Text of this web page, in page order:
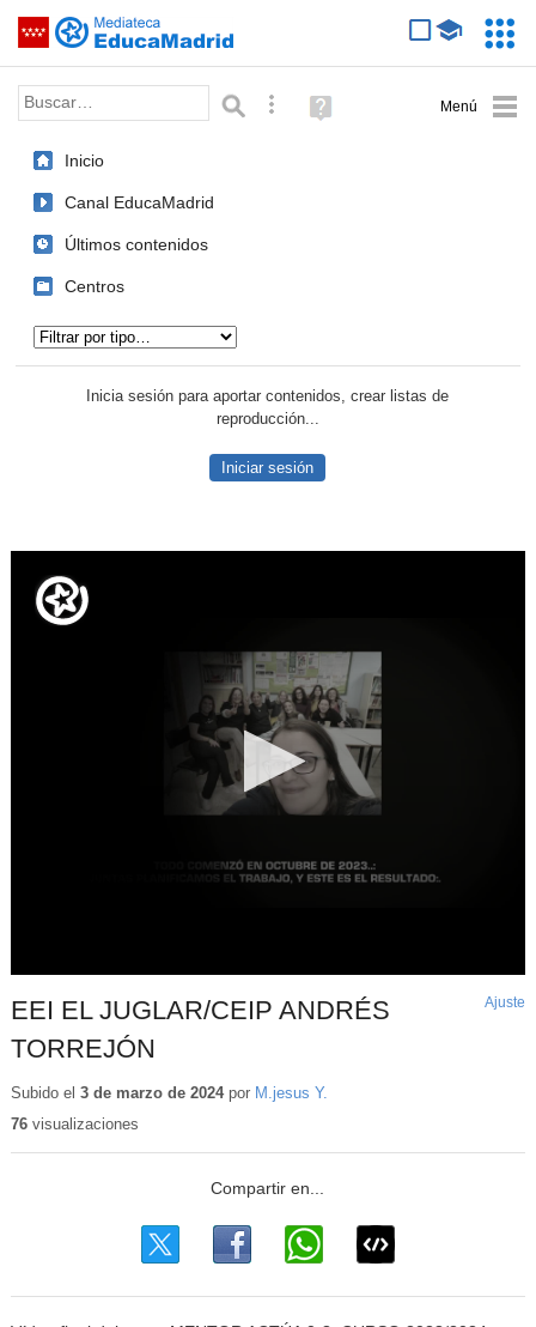
Saltar navegación
Palabra o frase: Búsqueda avanzada
Ayuda
(en
Inicio
Canal EducaMadrid
Últimos contenidos
Centros
Inicia sesión para aportar contenidos, crear listas de
reproducción...
Iniciar sesión
EEI EL JUGLAR/CEIP ANDRÉS
TORREJÓN
Ajuste
Subido el 3 de marzo de 2024por M.jesus Y.
76visualizaciones